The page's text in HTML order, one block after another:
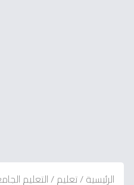
الرئيسية/تعليم/التعليم